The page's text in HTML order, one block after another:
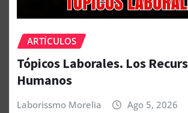
ARTÍCULOS
Tópicos Laborales. Los
Humanos
Laborissmo Morelia Ago 5, 2026